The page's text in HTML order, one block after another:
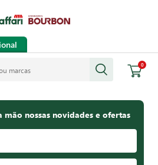
0
mão nossas novidades e ofertas